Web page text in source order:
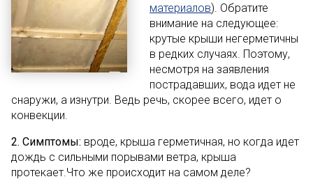
материалов). Обратите
внимание на следующее:
крутые крыши негерметичны
в редких случаях. Поэтому,
несмотря на заявления
пострадавших, вода идет не
снаружи, а изнутри. Ведь речь, скорее всего, идет о
конвекции.
2. Симптомы: вроде, крыша герметичная, но когда идет
дождь с сильными порывами ветра, крыша
протекает.Что же происходит на самом деле?